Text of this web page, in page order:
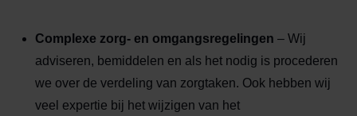
Complexe zorg- en omgangsregelingen – Wij
adviseren, bemiddelen en als het nodig is procederen
we over de verdeling van zorgtaken. Ook hebben wij
veel expertie bij het wijzigen van het